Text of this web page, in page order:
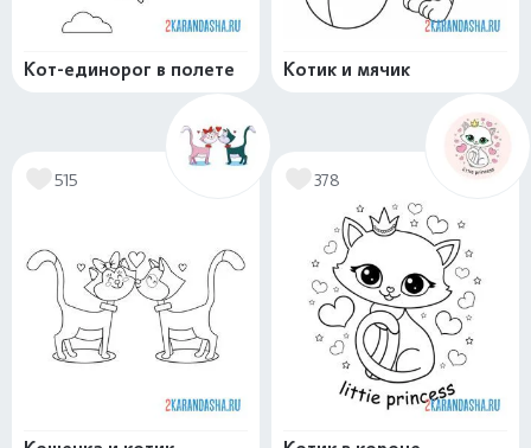
Кот-единорог в полете Котик и мячик
515 378